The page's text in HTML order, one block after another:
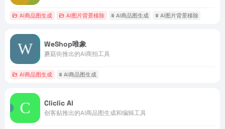
AI商品图生成 AI图片背景移除 # AI商品图生成 # AI图片背景移除
WeShop唯象
蘑菇街推出的AI商拍工具
AI商品图生成 # AI商品图生成
Cliclic AI
创客贴推出的AI商品图生成和编辑工具